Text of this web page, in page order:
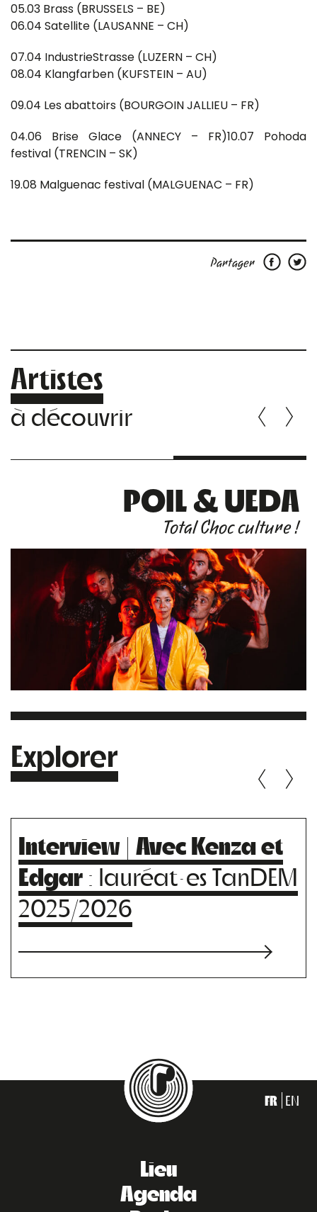
05.03 Brass (BRUSSELS – BE)
06.04 Satellite (LAUSANNE – CH)
07.04 IndustrieStrasse (LUZERN – CH)
08.04 Klangfarben (KUFSTEIN – AU)
09.04 Les abattoirs (BOURGOIN JALLIEU – FR)
04.06 Brise Glace (ANNECY – FR)10.07 Pohoda
festival (TRENCIN – SK)
19.08 Malguenac festival (MALGUENAC – FR)
Partager
Artistes
à découvrir
POIL & UEDA
Total Choc culture !
Explorer
Interview | Avec Kenza et
Edgar : lauréat·es TanDEM
2025/2026
FR EN
Lieu
Agenda